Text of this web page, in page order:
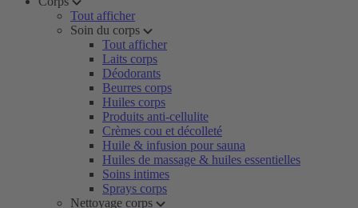
Tout afficher
Soin du corps
Tout afficher
Laits corps
Déodorants
Beurres corps
Huiles corps
Produits anti-cellulite
Crèmes cou et décolleté
Huile & infusion pour sauna
Huiles de massage & huiles essentielles
Soins intimes
Sprays corps
Nettoyage corps